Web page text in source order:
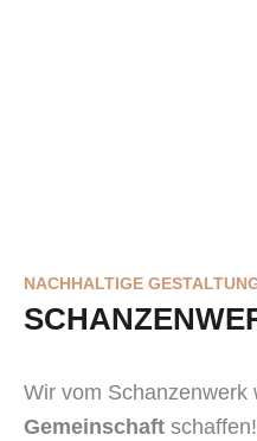
NACHHALTIGE
Wir vom Schanzenwerk
Gemeinschaft